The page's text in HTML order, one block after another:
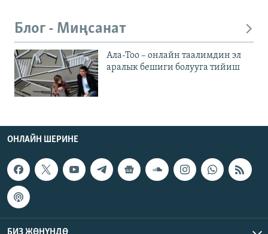
Блог - Миңсанат
Ала-Тоо – онлайн таалимдин эл
аралык бешиги болууга тийиш
ОНЛАЙН ШЕРИНЕ